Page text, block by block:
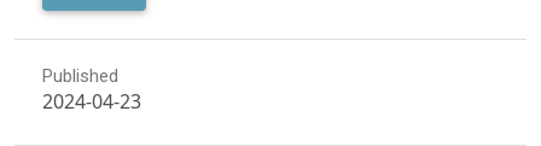
Published
2024-04-23